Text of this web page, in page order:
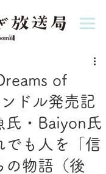
of
ドル発売記
氏・Baiyon氏
でも人を「信
の物語（後